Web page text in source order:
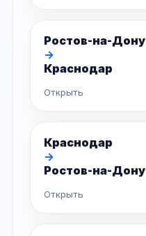
Ростов-на-Дону
→
Краснодар
Открыть
Краснодар
→
Ростов-на-Дону
Открыть